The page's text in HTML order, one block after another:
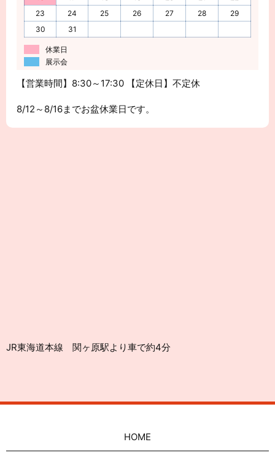
23
24 25 26 27 28
29
30
31
休業日
展示会
【営業時間】8:30～17:30 【定休日】不定休
8/12～8/16までお盆休業日です。
JR東海道本線 関ヶ原駅より車で約4分
HOME